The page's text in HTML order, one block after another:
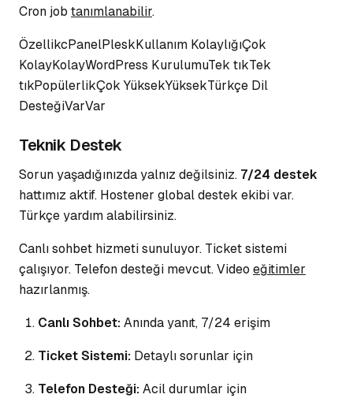
Cron job tanımlanabilir.
ÖzellikcPanelPleskKullanım KolaylığıÇok
KolayKolayWordPress KurulumuTek tıkTek
tıkPopülerlikÇok YüksekYüksekTürkçe Dil
DesteğiVarVar
Teknik Destek
Sorun yaşadığınızda yalnız değilsiniz. 7/24 destek
hattımız aktif. Hostener global destek ekibi var.
Türkçe yardım alabilirsiniz.
Canlı sohbet hizmeti sunuluyor. Ticket sistemi
çalışıyor. Telefon desteği mevcut. Video eğitimler
hazırlanmış.
Canlı Sohbet:Anında yanıt, 7/24 erişim
Ticket Sistemi: Detaylı sorunlar için
Telefon Desteği:Acil durumlar için